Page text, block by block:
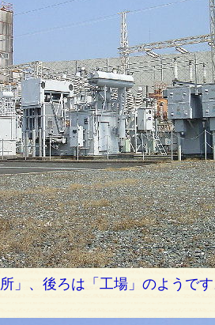
」、後ろは「工場」のようで